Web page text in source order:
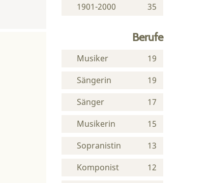
35
1901-2000
Berufe
19
Musiker
19
Sängerin
17
Sänger
15
Musikerin
13
Sopranistin
12
Komponist